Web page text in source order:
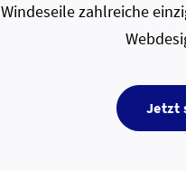
Windeseile zahlreiche